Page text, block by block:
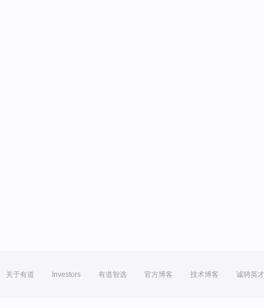
关于有道 Investors 有道智选 官方博客 技术博客 诚聘英才